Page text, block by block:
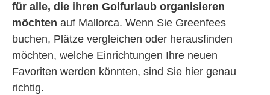
für alle, die ihren Golfurlaub organisieren
möchten auf Mallorca. Wenn Sie Greenfees
buchen, Plätze vergleichen oder herausfinden
möchten, welche Einrichtungen Ihre neuen
Favoriten werden könnten, sind Sie hier genau
richtig.